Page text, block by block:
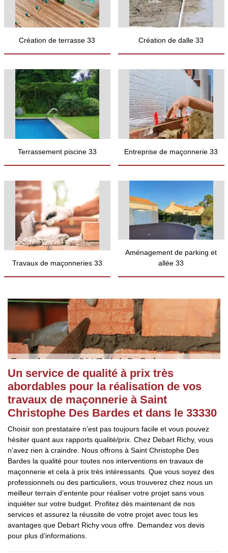
Création de terrasse 33 Création de dalle 33
Terrassement piscine 33 Entreprise de maçonnerie 33
Travaux de maçonneries 33
Aménagement de parking et
allée 33
Un service de qualité à prix très
abordables pour la réalisation de vos
travaux de maçonnerie à Saint
Christophe Des Bardes et dans le 33330
Choisir son prestataire n’est pas toujours facile et vous pouvez
hésiter quant aux rapports qualité/prix. Chez Debart Richy, vous
n’avez rien à craindre. Nous offrons à Saint Christophe Des
Bardes la qualité pour toutes nos interventions en travaux de
maçonnerie et cela à prix très intéressants. Que vous soyez des
professionnels ou des particuliers, vous trouverez chez nous un
meilleur terrain d’entente pour réaliser votre projet sans vous
inquiéter sur votre budget. Profitez dès maintenant de nos
services et assurez la réussite de votre projet avec tous les
avantages que Debart Richy vous offre. Demandez vos devis
pour plus d’informations.